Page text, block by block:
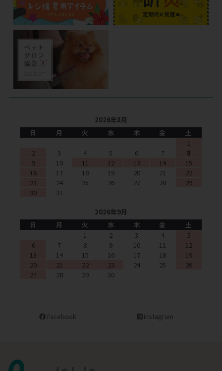
2026年8月
日
月 火 水 木 金
土
1
2
3 4 5 6 7
8
9
10 11 12 13 14
15
16
17 18 19 20 21
22
23
24 25 26 27 28
29
30
31
2026年9月
日
月 火 水 木 金
土
1
2 3 4
5
6
7 8 9 10 11
12
13
14 15 16 17 18
19
20
21 22 23 24 25
26
27
28 29 30
Facebook instagram